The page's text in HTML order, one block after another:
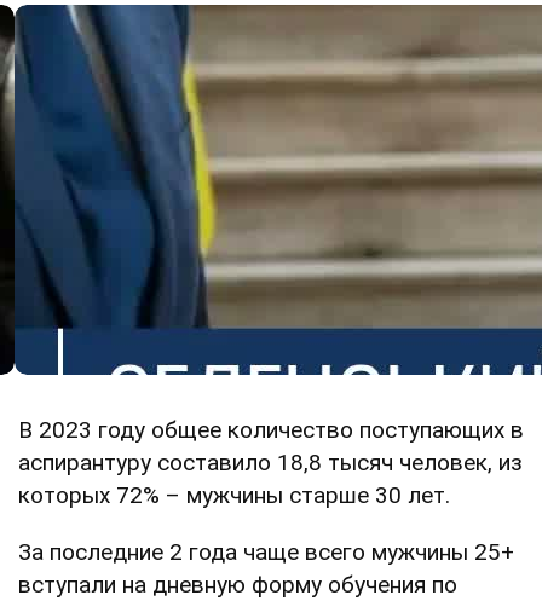
В 2023 году общее количество поступающих в
аспирантуру составило 18,8 тысяч человек, из
которых 72% – мужчины старше 30 лет.
За последние 2 года чаще всего мужчины 25+
вступали на дневную форму обучения по